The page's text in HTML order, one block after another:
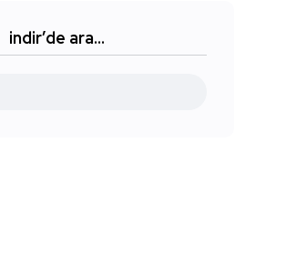
indir’de ara…